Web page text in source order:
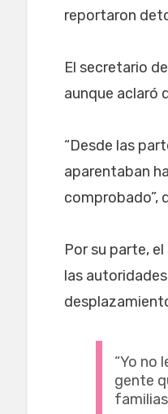
reportaron
El secretario
aunque aclaró
“Desde las
aparentaban
comprobado”,
Por su parte,
las
“Yo no
gente